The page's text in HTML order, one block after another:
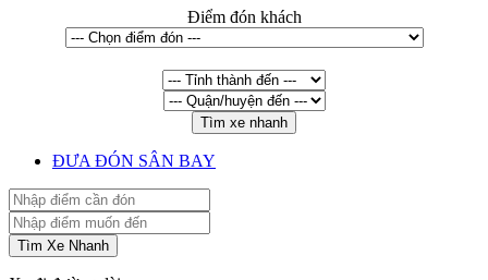
Điểm đón khách
Tìm xe nhanh
ĐƯA ĐÓN SÂN BAY
Tìm Xe Nhanh